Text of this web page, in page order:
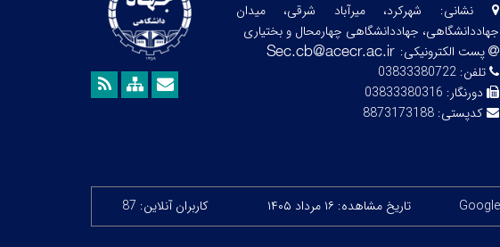
نشانی: شهرکرد، میرآباد شرقی، میدان
جهاددانشگاهی، جهاددانشگاهی چهارمحال و بختیاری
پست الکترونیکی:
تلفن:03833380722
دورنگار: 03833380316
کدپستی:8873173188
تاریخ مشاهده: ۱۶ مرداد ۱۴۰۵ کاربران آنلاین: 87